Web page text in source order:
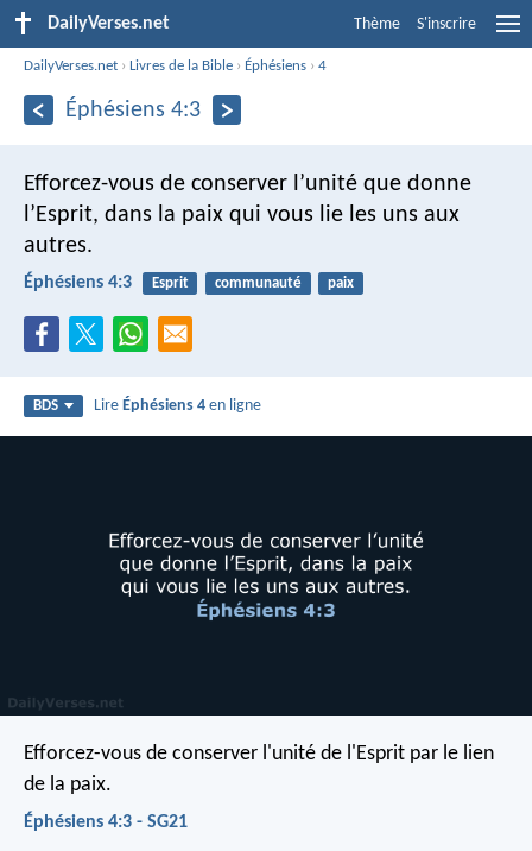
DailyVerses.net Thème S'inscrire
DailyVerses.net ›Livres de la Bible › Éphésiens ›4
Éphésiens 4:3
Efforcez-vous de conserver l’unité que donne
l’Esprit, dans la paix qui vous lie les uns aux
autres.
Éphésiens 4:3 Esprit communauté paix
BDS LireÉphésiens 4 en ligne
Efforcez-vous de conserver l'unité de l'Esprit par le lien
de la paix.
Éphésiens 4:3 - SG21